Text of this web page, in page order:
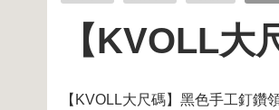
【KVOLL大
【KVOLL大尺碼】黑色手工釘鑽